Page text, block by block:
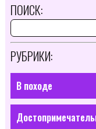
ПОИСК:
РУБРИКИ:
В походе